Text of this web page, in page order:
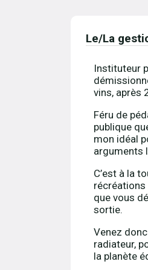
Le/La
Instituteur
vins, après
Féru de
publique
mon idéal
arguments
C’est à la
que vous
sortie.
Venez
radiateur,
la planète